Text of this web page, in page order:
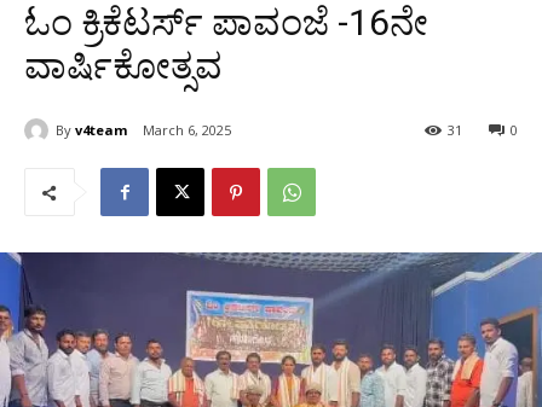
ಓಂ ಕ್ರಿಕೆಟರ್ಸ್ ಪಾವಂಜೆ -16ನೇ
ವಾರ್ಷಿಕೋತ್ಸವ
By v4team March 6, 2025 0
31